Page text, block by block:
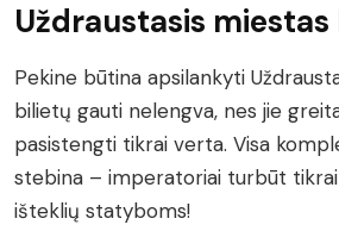
Uždraustasis miestas
Pekine būtina apsilankyti
bilietų gauti nelengva, nes jie
pasistengti tikrai verta. Visa
stebina – imperatoriai turbūt
išteklių statyboms!